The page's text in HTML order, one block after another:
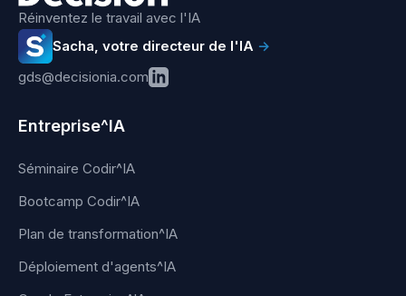
Réinventez le travail avec l'IA
Sacha, votre directeur de l'IA →
gds@decisionia.com
Entreprise^IA
Séminaire Codir^IA
Bootcamp Codir^IA
Plan de transformation^IA
Déploiement d'agents^IA